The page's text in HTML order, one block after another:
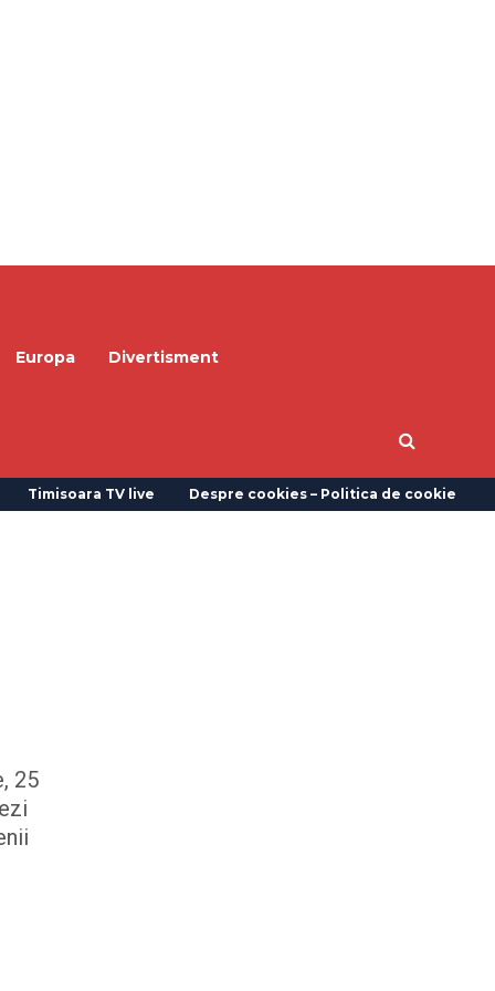
Europa Divertisment
Timisoara TV live Despre cookies – Politica de cookie
25